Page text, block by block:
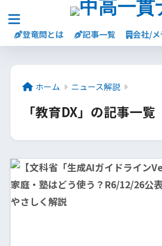
登竜問とは 記事一覧 会社/
ホーム ニュース解説
「教育DX」の記事一覧